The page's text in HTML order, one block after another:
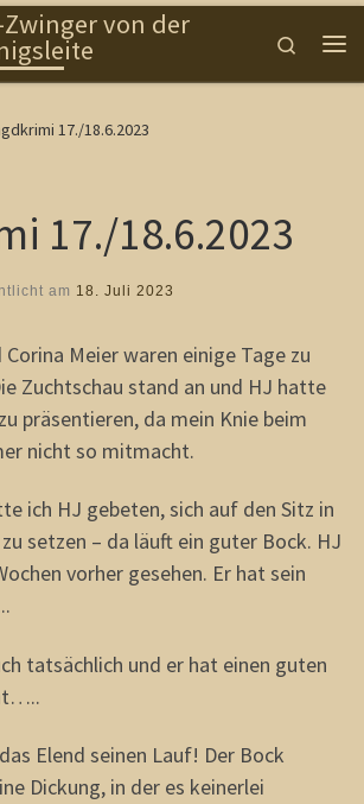
Zwinger von der
Search
17./18.6.2023
17./18.6.2023
am 18. Juli 2023
Meier waren einige Tage zu
Zuchtschau stand an und HJ hatte
präsentieren, da mein Knie beim
nicht so mitmacht.
ich HJ gebeten, sich auf den Sitz in
setzen – da läuft ein guter Bock. HJ
vorher gesehen. Er hat sein
tatsächlich und er hat einen guten
Elend seinen Lauf! Der Bock
Dickung, in der es keinerlei